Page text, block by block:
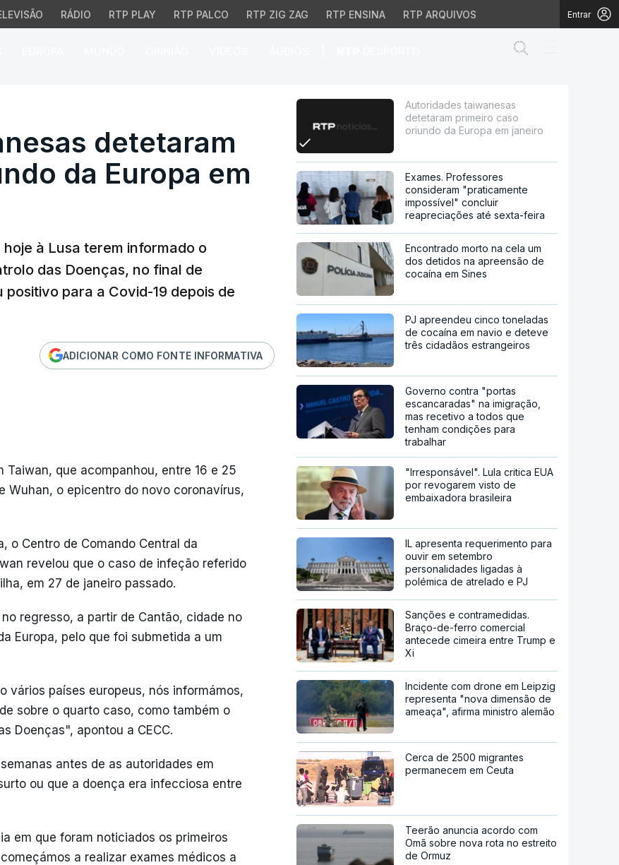
RÁDIO RTP PLAY RTP PALCO RTP ZIG ZAG RTP ENSINA RTP ARQUIVOS Entrar
detetaram primeiro caso oriundo da
detetaram
da Europa em
à Lusa terem informado o
das Doenças, no final de
para a Covid-19 depois de
ADICIONAR COMO FONTE INFORMATIVA
que acompanhou, entre 16 e 25
Wuhan, o epicentro do novo coronavírus,
o Centro de Comando Central da
revelou que o caso de infeção referido
em 27 de janeiro passado.
regresso, a partir de Cantão, cidade no
Europa, pelo que foi submetida a um
vários países europeus, nós informámos,
sobre o quarto caso, como também o
Doenças", apontou a CECC.
antes de as autoridades em
ou que a doença era infecciosa entre
em que foram noticiados os primeiros
a realizar exames médicos a
Autoridades taiwanesas
detetaram primeiro caso
oriundo da Europa em janeiro
Exames. Professores
consideram "praticamente
impossível" concluir
reapreciações até sexta-feira
Encontrado morto na cela um
dos detidos na apreensão de
cocaína em Sines
PJ apreendeu cinco toneladas
de cocaína em navio e deteve
três cidadãos estrangeiros
Governo contra "portas
escancaradas" na imigração,
mas recetivo a todos que
tenham condições para
trabalhar
"Irresponsável". Lula critica EUA
por revogarem visto de
embaixadora brasileira
IL apresenta requerimento para
ouvir em setembro
personalidades ligadas à
polémica de atrelado e PJ
Sanções e contramedidas.
Braço-de-ferro comercial
antecede cimeira entre Trump e
Xi
Incidente com drone em Leipzig
representa "nova dimensão de
ameaça", afirma ministro alemão
Cerca de 2500 migrantes
permanecem em Ceuta
Teerão anuncia acordo com
Omã sobre nova rota no estreito
de Ormuz